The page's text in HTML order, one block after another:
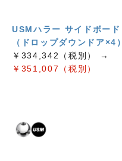
USMハラー サイドボード
（ドロップダウンドア×4）
￥334,342（税別） →
￥351,007（税別）